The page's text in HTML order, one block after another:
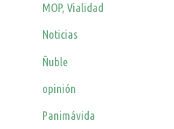
MOP, Vialidad
Noticias
Ñuble
opinión
Panimávida